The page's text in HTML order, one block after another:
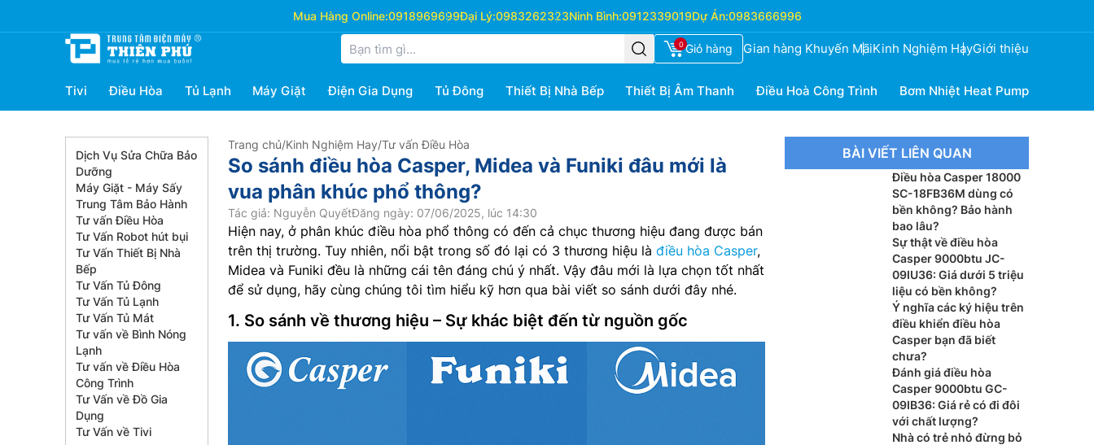
Mua Hàng Online:0918969699Đại Lý:0983262323Ninh Bình:0912339019Dự Án:0983666996
0 Giỏ hàng Gian hàng Khuyến MãiKinh Nghiệm HayGiới thiệu
Tivi Điều Hòa Tủ Lạnh Máy Giặt Điện Gia Dụng Tủ Đông Thiết Bị Nhà Bếp Thiết Bị Âm Thanh Điều Hoà Công Trình Bơm Nhiệt Heat Pump
Dịch Vụ Sửa Chữa Bảo
Dưỡng
Máy Giặt - Máy Sấy
Trung Tâm Bảo Hành
Tư vấn Điều Hòa
Tư Vấn Robot hút bụi
Tư Vấn Thiết Bị Nhà
Bếp
Tư Vấn Tủ Đông
Tư Vấn Tủ Lạnh
Tư Vấn Tủ Mát
Tư vấn về Bình Nóng
Lạnh
Tư vấn về Điều Hòa
Công Trình
Tư Vấn về Đồ Gia
Dụng
Tư Vấn về Tivi
Trang chủ/Kinh Nghiệm Hay/Tư vấn Điều Hòa
So sánh điều hòa Casper, Midea và Funiki đâu mới là
vua phân khúc phổ thông?
Tác giả: Nguyễn QuyếtĐăng ngày: 07/06/2025, lúc 14:30
Hiện nay, ở phân khúc điều hòa phổ thông có đến cả chục thương hiệu đang được bán
trên thị trường. Tuy nhiên, nổi bật trong số đó lại có 3 thương hiệu là điều hòa Casper,
Midea và Funiki đều là những cái tên đáng chú ý nhất. Vậy đâu mới là lựa chọn tốt nhất
để sử dụng, hãy cùng chúng tôi tìm hiểu kỹ hơn qua bài viết so sánh dưới đây nhé.
1. So sánh về thương hiệu – Sự khác biệt đến từ nguồn gốc
BÀI VIẾT LIÊN QUAN
Điều hòa Casper 18000
SC-18FB36M dùng có
bền không? Bảo hành
bao lâu?
Sự thật về điều hòa
Casper 9000btu JC-
09IU36: Giá dưới 5 triệu
liệu có bền không?
Ý nghĩa các ký hiệu trên
điều khiển điều hòa
Casper bạn đã biết
chưa?
Đánh giá điều hòa
Casper 9000btu GC-
09IB36: Giá rẻ có đi đôi
với chất lượng?
Nhà có trẻ nhỏ đừng bỏ